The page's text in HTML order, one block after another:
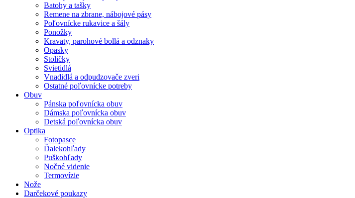
Batohy a tašky
Remene na zbrane, nábojové pásy
Poľovnícke rukavice a šály
Ponožky
Kravaty, parohové bollá a odznaky
Opasky
Stoličky
Svietidlá
Vnadidlá a odpudzovače zveri
Ostatné poľovnícke potreby
Obuv
Pánska poľovnícka obuv
Dámska poľovnícka obuv
Detská poľovnícka obuv
Optika
Fotopasce
Ďalekohľady
Puškohľady
Nočné videnie
Termovízie
Nože
Darčekové poukazy